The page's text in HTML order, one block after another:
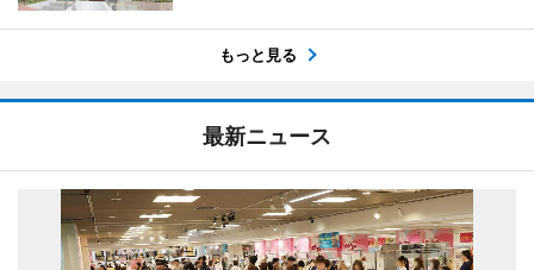
もっと見る
最新ニュース